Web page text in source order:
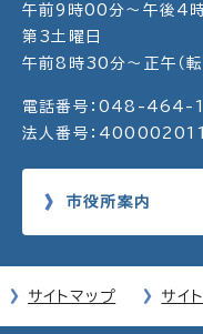
午前9時00分～午後4
第3土曜日
午前8時30分～正午（転
電話番号：048-464-
法人番号：
市役所案内
サイトマップ サイ